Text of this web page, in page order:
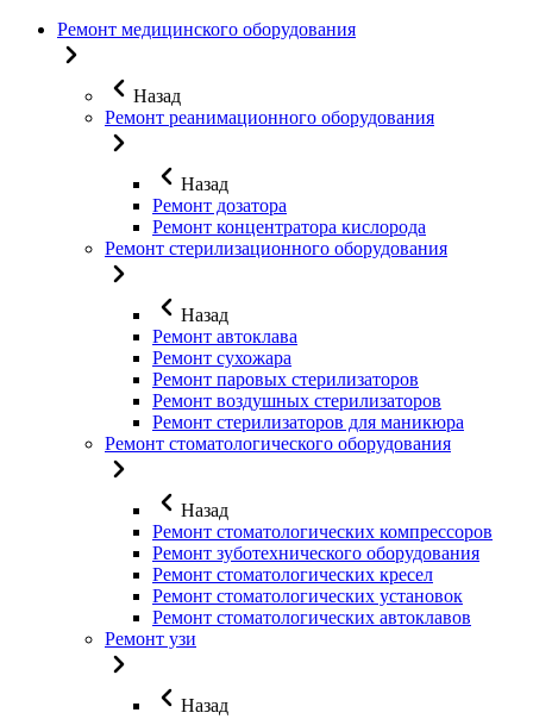
Ремонт медицинского оборудования
Назад
Ремонт реанимационного оборудования
Назад
Ремонт дозатора
Ремонт концентратора кислорода
Ремонт стерилизационного оборудования
Назад
Ремонт автоклава
Ремонт сухожара
Ремонт паровых стерилизаторов
Ремонт воздушных стерилизаторов
Ремонт стерилизаторов для маникюра
Ремонт стоматологического оборудования
Назад
Ремонт стоматологических компрессоров
Ремонт зуботехнического оборудования
Ремонт стоматологических кресел
Ремонт стоматологических установок
Ремонт стоматологических автоклавов
Ремонт узи
Назад